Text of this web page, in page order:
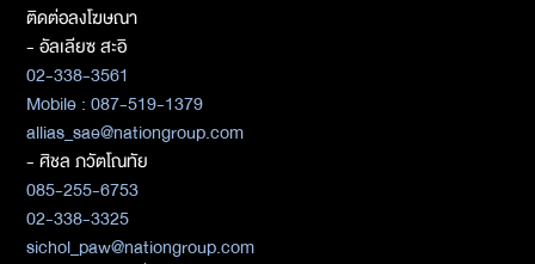
ติดต่อลงโฆษณา
- อัลเลียซ สะอิ
02-338-3561
Mobile : 087-519-1379
allias_sae@nationgroup.com
- ศิชล ภวัตโณทัย
085-255-6753
02-338-3325
sichol_paw@nationgroup.com